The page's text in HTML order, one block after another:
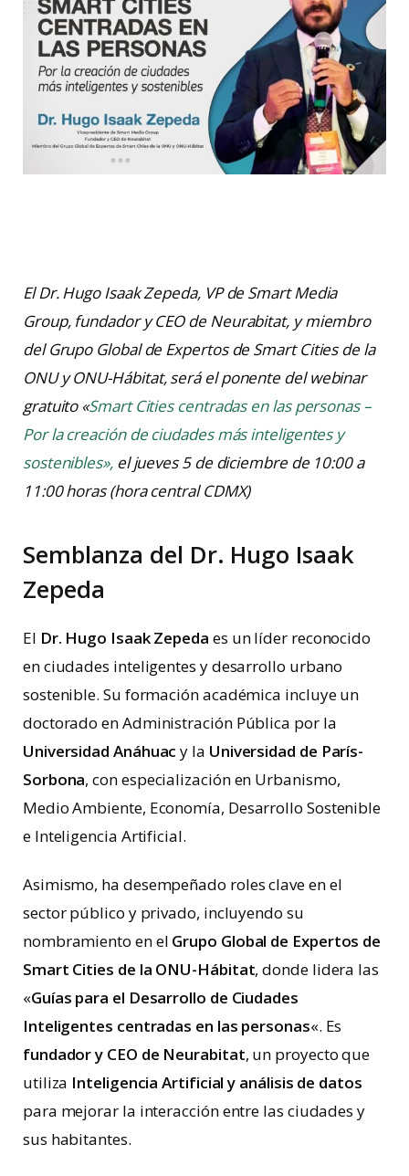
El Dr. Hugo Isaak Zepeda, VP de Smart Media
Group, fundador y CEO de Neurabitat, y miembro
del Grupo Global de Expertos de Smart Cities de la
ONU y ONU-Hábitat, será el ponente del webinar
gratuito «Smart Cities centradas en las personas –
Por la creación de ciudades más inteligentes y
sostenibles»,el jueves 5 de diciembre de 10:00 a
11:00 horas (hora central CDMX)
Semblanza del Dr. Hugo Isaak
Zepeda
El Dr. Hugo Isaak Zepeda es un líder reconocido
en ciudades inteligentes y desarrollo urbano
sostenible. Su formación académica incluye un
doctorado en Administración Pública por la
Universidad Anáhuac y la Universidad de París-
Sorbona, con especialización en Urbanismo,
Medio Ambiente, Economía, Desarrollo Sostenible
e Inteligencia Artificial.
Asimismo, ha desempeñado roles clave en el
sector público y privado, incluyendo su
nombramiento en el Grupo Global de Expertos de
Smart Cities de la ONU-Hábitat, donde lidera las
«Guías para el Desarrollo de Ciudades
Inteligentes centradas en las personas«. Es
fundador y CEO de Neurabitat, un proyecto que
utiliza Inteligencia Artificial y análisis de datos
para mejorar la interacción entre las ciudades y
sus habitantes.